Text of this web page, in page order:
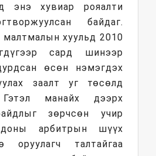
энэ хувиар рояалти
байдаг.
хуульд 2010
сард шинээр
өсөн нэмэгдэх
заалт уг төсөлд
Гэтэл манайх дээрх
зөрчсөн учир
арбитрын шүүх
оруулагч талтайгаа